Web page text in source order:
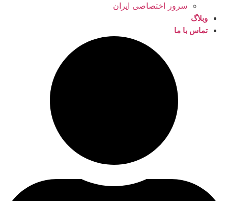
سرور اختصاصی ایران
وبلاگ
تماس با ما